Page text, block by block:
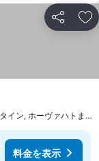
シェア お
オルデンブルク イン ホルシュタイン, ホーヴァハトまで14.8 km
料金を表示